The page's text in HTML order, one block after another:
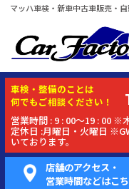
マッハ車検・新車中古車販売・
車検・ 整備のことは
何でもご相談ください！
営業時間 : 9 : 00～19 : 00 ※
定休日 :月曜日・火曜日
いております。
店舗のアクセス・
営業時間などはこ